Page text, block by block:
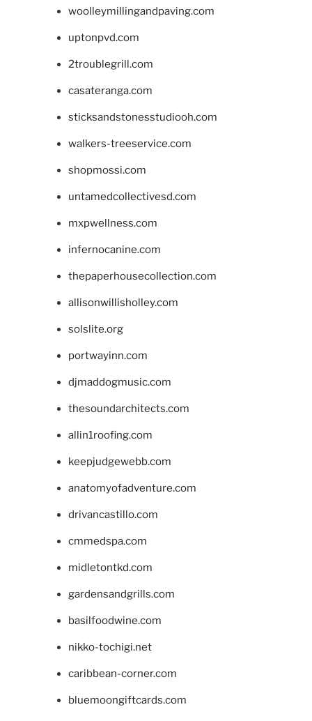
woolleymillingandpaving.com
uptonpvd.com
2troublegrill.com
casateranga.com
sticksandstonesstudiooh.com
walkers-treeservice.com
shopmossi.com
untamedcollectivesd.com
mxpwellness.com
infernocanine.com
thepaperhousecollection.com
allisonwillisholley.com
solslite.org
portwayinn.com
djmaddogmusic.com
thesoundarchitects.com
allin1roofing.com
keepjudgewebb.com
anatomyofadventure.com
drivancastillo.com
cmmedspa.com
midletontkd.com
gardensandgrills.com
basilfoodwine.com
nikko-tochigi.net
caribbean-corner.com
bluemoongiftcards.com